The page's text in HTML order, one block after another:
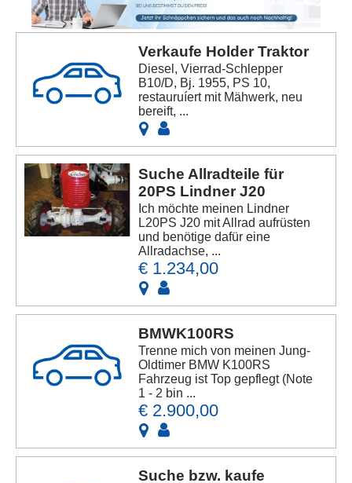
Verkaufe Holder Traktor
Diesel, Vierrad-Schlepper
B10/D, Bj. 1955, PS 10,
restauruíert mit Mähwerk, neu
bereift, ...
Suche Allradteile für
20PS Lindner J20
Ich möchte meinen Lindner
L20PS J20 mit Allrad aufrüsten
und benötige dafür eine
Allradachse, ...
€ 1.234,00
BMWK100RS
Trenne mich von meinen Jung-
Oldtimer BMW K100RS
Fahrzeug ist Top gepflegt (Note
1 - 2 bin ...
€ 2.900,00
Suche bzw. kaufe